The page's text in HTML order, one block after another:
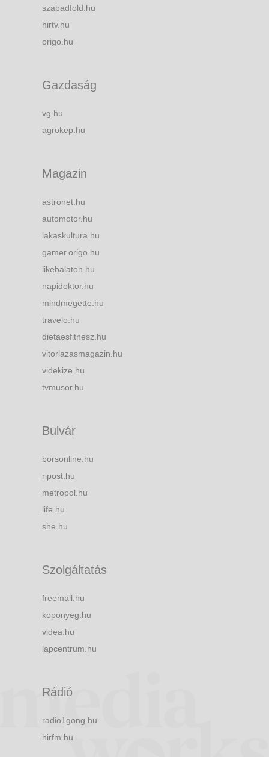
szabadfold.hu
hirtv.hu
origo.hu
Gazdaság
vg.hu
agrokep.hu
Magazin
astronet.hu
automotor.hu
lakaskultura.hu
gamer.origo.hu
likebalaton.hu
napidoktor.hu
mindmegette.hu
travelo.hu
dietaesfitnesz.hu
vitorlazasmagazin.hu
videkize.hu
tvmusor.hu
Bulvár
borsonline.hu
ripost.hu
metropol.hu
life.hu
she.hu
Szolgáltatás
freemail.hu
koponyeg.hu
videa.hu
lapcentrum.hu
Rádió
radio1gong.hu
hirfm.hu